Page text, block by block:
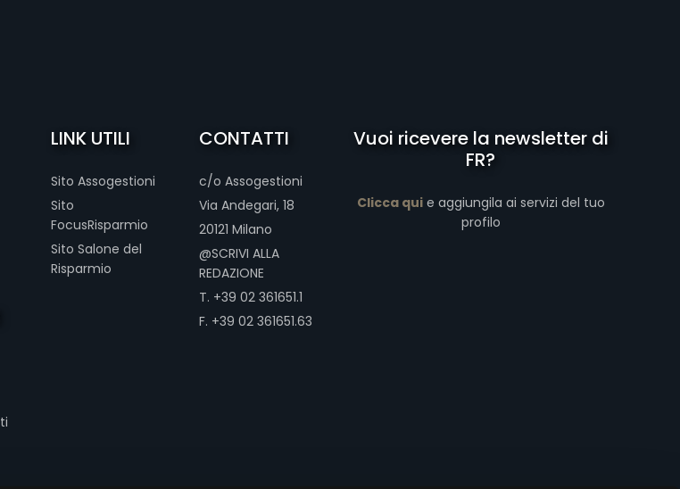
LINK UTILI
Sito Assogestioni
Sito
FocusRisparmio
Sito Salone del
Risparmio
CONTATTI
c/o Assogestioni
Via Andegari, 18
20121 Milano
@SCRIVI ALLA
REDAZIONE
T. +39 02 361651.1
F. +39 02 361651.63
Vuoi ricevere la newsletter di
FR?
Clicca quie aggiungila ai servizi del tuo
profilo